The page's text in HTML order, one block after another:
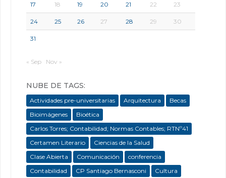
17 18 19 20 21 22 23
24 25 26 27 28 29 30
31
« Sep Nov »
NUBE DE TAGS:
Actividades pre-universitarias Arquitectura
Becas
Bioimágenes
Bioética
Carlos Torres; Contabilidad; Normas Contables; RTNº41
Certamen Literario
Ciencias de la Salud
Clase Abierta
Comunicación
conferencia
Contabilidad
CP Santiago Bernasconi
Cultura